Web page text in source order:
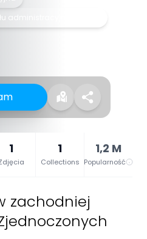
administracyjnego kraju
1 1
Collections
1,2 M
Popularność
zachodniej